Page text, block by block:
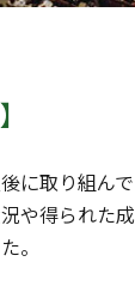
に取り組ん
や得られた
。